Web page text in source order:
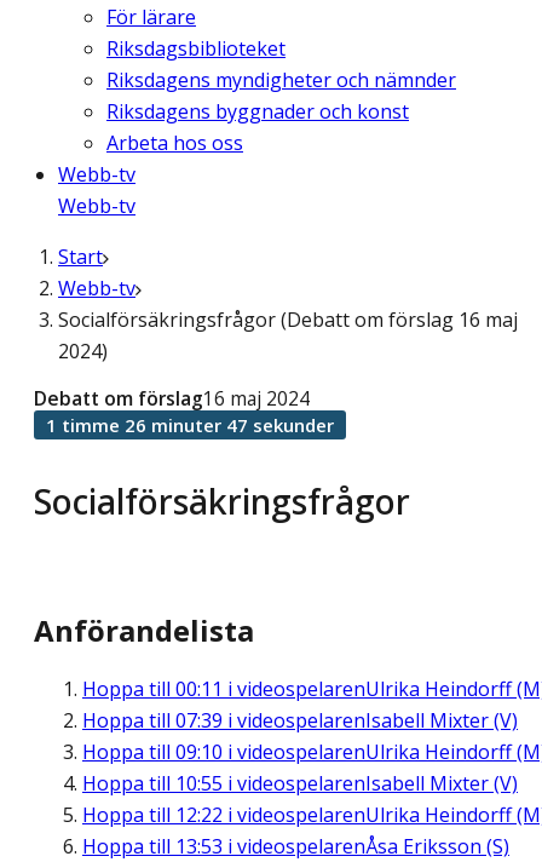
För lärare
Riksdagsbiblioteket
Riksdagens myndigheter och nämnder
Riksdagens byggnader och konst
Arbeta hos oss
Webb-tv
Webb-tv
Start
Webb-tv
Socialförsäkringsfrågor (Debatt om förslag 16 maj
2024)
Socialförsäkringsfrågor
Debatt om förslag16 maj 2024
1 timme 26 minuter 47 sekunder
Anförandelista
Hoppa till 00:11 i videospelarenUlrika Heindorff
Hoppa till 07:39 i videospelarenIsabell Mixter (V)
Hoppa till 09:10 i videospelarenUlrika Heindorff
Hoppa till 10:55 i videospelarenIsabell Mixter (V)
Hoppa till 12:22 i videospelarenUlrika Heindorff
Hoppa till 13:53 i videospelarenÅsa Eriksson (S)